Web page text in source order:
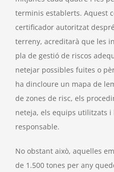
terminis establerts. Aquest
certificador autoritzat
terreny, acreditarà que les
pla de gestió de riscos
netejar possibles fuites o
ha dincloure un mapa de
de zones de risc, els
neteja, els equips utilitzats
responsable.
No obstant això, aquelles
de 1.500 tones per any